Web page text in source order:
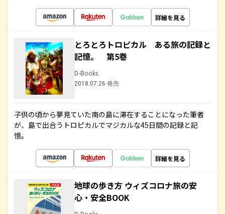
詳細を見る
とろとろトロピカル ある旅の記録と
記憶。 第5巻
D-Books
2018.07.26 発売
子供の頃から夢見ていた南の島に滞在することになった筆者
が、島で出合うトロピカルでマジカルな45日間の記録と記
憶。
詳細を見る
地球の歩き方 ウィズコロナ旅の安
心・安全BOOK